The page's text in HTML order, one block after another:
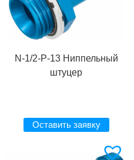
N-1/2-P-13 Ниппельный
штуцер
Оставить заявку